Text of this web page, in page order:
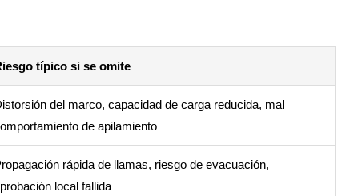
típico si se omite
del marco, capacidad de carga reducida, mal
de apilamiento
rápida de llamas, riesgo de evacuación,
local fallida